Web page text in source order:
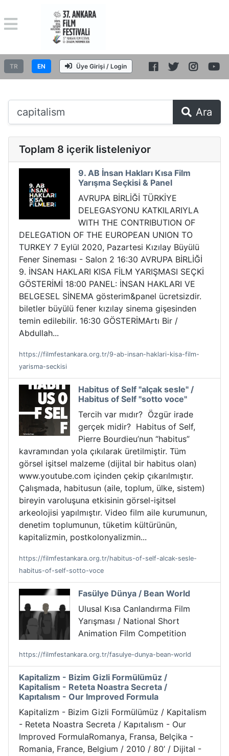
TR EN Üye Girişi / Login
Ara
Toplam 8 içerik listeleniyor
9. AB İnsan Hakları Kısa Film
Yarışma Seçkisi & Panel
AVRUPA BİRLİĞİ TÜRKİYE
DELEGASYONU KATKILARIYLA
WITH THE CONTRIBUTION OF
DELEGATION OF THE EUROPEAN UNION TO
TURKEY 7 Eylül 2020, Pazartesi Kızılay Büyülü
Fener Sineması - Salon 2 16:30 AVRUPA BİRLİĞİ
9. İNSAN HAKLARI KISA FİLM YARIŞMASI SEÇKİ
GÖSTERİMİ 18:00 PANEL: İNSAN HAKLARI VE
BELGESEL SİNEMA gösterim&panel ücretsizdir.
biletler büyülü fener kızılay sinema gişesinden
temin edilebilir. 16:30 GÖSTERİMArtı Bir /
Abdullah...
https://filmfestankara.org.tr/9-ab-insan-haklari-kisa-film-
yarisma-seckisi
Habitus of Self "alçak sesle" /
Habitus of Self "sotto voce"
Tercih var mıdır? Özgür irade
gerçek midir? Habitus of Self,
Pierre Bourdieu’nun “habitus”
kavramından yola çıkılarak üretilmiştir. Tüm
görsel işitsel malzeme (dijital bir habitus olan)
www.youtube.com içinden çekip çıkarılmıştır.
Çalışmada, habitusun (aile, toplum, ülke, sistem)
bireyin varoluşuna etkisinin görsel-işitsel
arkeolojisi yapılmıştır. Video film aile kurumunun,
denetim toplumunun, tüketim kültürünün,
kapitalizmin, postkolonyalizmin...
https://filmfestankara.org.tr/habitus-of-self-alcak-sesle-
habitus-of-self-sotto-voce
Fasülye Dünya / Bean World
Ulusal Kısa Canlandırma Film
Yarışması / National Short
Animation Film Competition
https://filmfestankara.org.tr/fasulye-dunya-bean-world
Kapitalizm - Bizim Gizli Formülümüz /
Kapitalism - Reteta Noastra Secreta /
Kapıtalısm - Our Improved Formula
Kapitalizm - Bizim Gizli Formülümüz / Kapitalism
- Reteta Noastra Secreta / Kapıtalısm - Our
Improved FormulaRomanya, Fransa, Belçika -
Romania, France, Belgium / 2010 / 80’ / Dijital -